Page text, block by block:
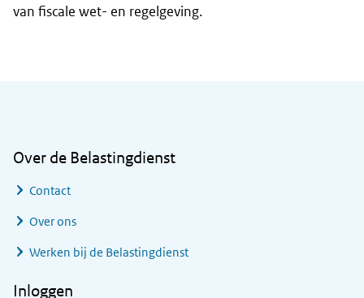
van fiscale wet- en regelgeving.
Over de Belastingdienst
Contact
Over ons
Werken bij de Belastingdienst
Inloggen